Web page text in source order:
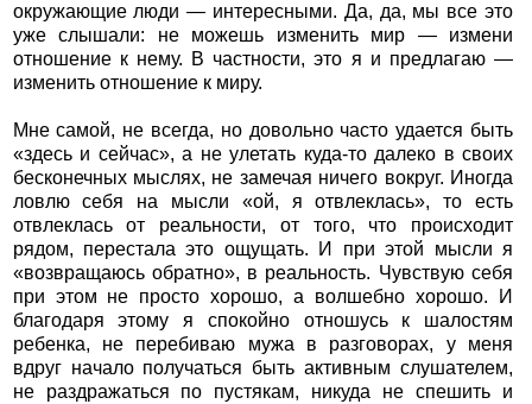
окружающие люди — интересными. Да, да, мы все это
уже слышали: не можешь изменить мир — измени
отношение к нему. В частности, это я и предлагаю —
изменить отношение к миру.
Мне самой, не всегда, но довольно часто удается быть
«здесь и сейчас», а не улетать куда-то далеко в своих
бесконечных мыслях, не замечая ничего вокруг. Иногда
ловлю себя на мысли «ой, я отвлеклась», то есть
отвлеклась от реальности, от того, что происходит
рядом, перестала это ощущать. И при этой мысли я
«возвращаюсь обратно», в реальность. Чувствую себя
при этом не просто хорошо, а волшебно хорошо. И
благодаря этому я спокойно отношусь к шалостям
ребенка, не перебиваю мужа в разговорах, у меня
вдруг начало получаться быть активным слушателем,
не раздражаться по пустякам, никуда не спешить и